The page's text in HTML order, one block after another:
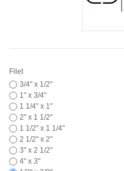
Filet
3/4" x 1/2"
1" x 3/4"
1 1/4" x 1"
2" x 1 1/2"
1 1/2" x 1 1/4"
2 1/2" x 2"
3" x 2 1/2"
4" x 3"